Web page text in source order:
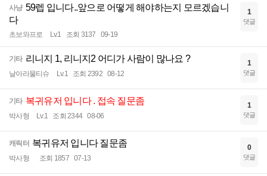
사냥 59렙 입니다..앞으로 어떻게 해야하는지 모르겠습니
다
초보와프로 Lv.1 조회 3137 09-19
1
댓글
기타 리니지 1, 리니지2 어디가 사람이 많나요 ?
날아라물티슈 Lv.1 조회 2392 08-12
1
댓글
기타 복귀유저 입니다 . 접속 질문좀
박사형 Lv.1 조회 2344 08-06
1
댓글
캐릭터 복귀유저 입니다 질문좀
박사형 조회 1857 07-13
0
댓글